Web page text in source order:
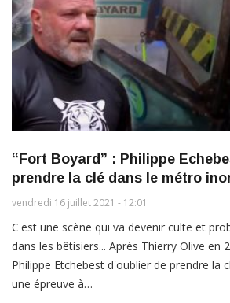
“Fort Boyard” : Philippe
prendre la clé dans le métro
vendredi 16 juillet 2021 - 12:01
C'est une scène qui va devenir culte et
dans les bêtisiers... Après Thierry Olive en
Philippe Etchebest d'oublier de prendre la
une épreuve à…